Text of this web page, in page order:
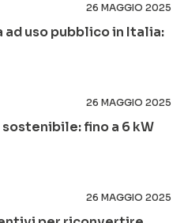
26 MAGGIO 2025
uso pubblico in Italia:
26 MAGGIO 2025
fino a 6 kW
26 MAGGIO 2025